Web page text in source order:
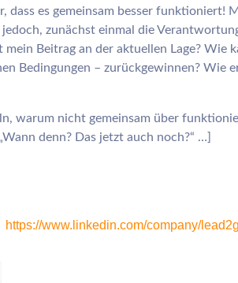
dass es gemeinsam besser funktioniert!
zunächst einmal die
Beitrag an der aktuellen Lage? Wie
Bedingungen – zurückgewinnen? Wie
warum nicht gemeinsam über
denn? Das jetzt auch noch?“ …]
https://www.linkedin.com/company/